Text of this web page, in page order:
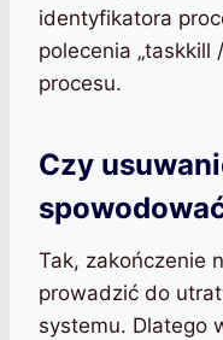
identyfikatora
polecenia „taskkill
procesu.
Czy
Tak, zakończenie
prowadzić do
systemu. Dlatego